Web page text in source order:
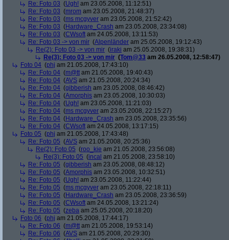
Re: Foto 03 (Ugh! am 23.05.2008, 11:12:51)
Re: Foto 03 (mrom am 23.05.2008, 21:48:37)
Re: Foto 03 (ms mcgyver am 23.05.2008, 21:52:42)
Re: Foto 03 (Hardware_Crash am 23.05.2008, 23:34:08)
Re: Foto 03 (CWsoft am 24.05.2008, 13:11:53)
Re: Foto 03 -> von mir (Alpenländer am 25.05.2008, 19:12:43)
Re(2): Foto 03 -> von mir (iraki am 25.05.2008, 19:38:31)
Re(3): Foto 03 -> von mir (Tom@33 am 26.05.2008, 12:58:47)
Foto 04 (phj am 21.05.2008, 17:43:10)
Re: Foto 04 (m@tt am 21.05.2008, 19:40:43)
Re: Foto 04 (AVS am 21.05.2008, 20:24:34)
Re: Foto 04 (gibberish am 23.05.2008, 08:46:42)
Re: Foto 04 (Amorphis am 23.05.2008, 10:30:03)
Re: Foto 04 (Ugh! am 23.05.2008, 11:21:03)
Re: Foto 04 (ms mcgyver am 23.05.2008, 22:15:27)
Re: Foto 04 (Hardware_Crash am 23.05.2008, 23:35:56)
Re: Foto 04 (CWsoft am 24.05.2008, 13:17:15)
Foto 05 (phj am 21.05.2008, 17:43:48)
Re: Foto 05 (AVS am 21.05.2008, 20:25:36)
Re(2): Foto 05 (roo_kie am 21.05.2008, 23:56:08)
Re(3): Foto 05 (incal am 21.05.2008, 23:58:10)
Re: Foto 05 (gibberish am 23.05.2008, 08:48:12)
Re: Foto 05 (Amorphis am 23.05.2008, 10:32:51)
Re: Foto 05 (Ugh! am 23.05.2008, 11:22:44)
Re: Foto 05 (ms mcgyver am 23.05.2008, 22:18:11)
Re: Foto 05 (Hardware_Crash am 23.05.2008, 23:36:59)
Re: Foto 05 (CWsoft am 24.05.2008, 13:21:24)
Re: Foto 05 (zeba am 25.05.2008, 20:18:20)
Foto 06 (phj am 21.05.2008, 17:44:17)
Re: Foto 06 (m@tt am 21.05.2008, 19:53:14)
Re: Foto 06 (AVS am 21.05.2008, 20:29:30)